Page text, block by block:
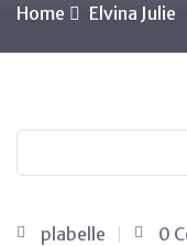
Home Elvina Julie
plabelle 0